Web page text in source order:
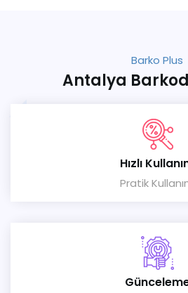
Barko Plus
Antalya
Hızlı
Pratik